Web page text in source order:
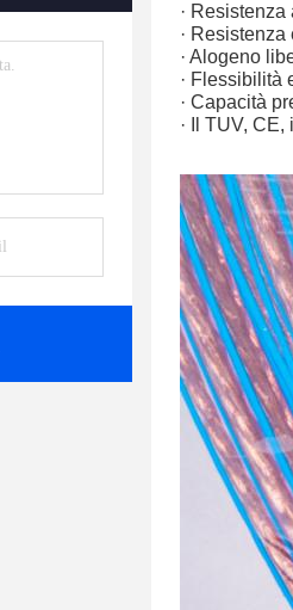
·
·
· Alogeno
· Flessibilità
· Capacità
· Il TUV,